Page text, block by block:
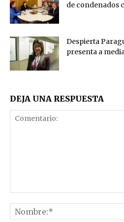
de condenados
Despierta
presenta a
DEJA UNA RESPUESTA